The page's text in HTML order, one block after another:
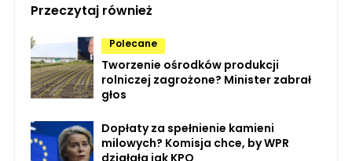
Przeczytaj również
Polecane
Tworzenie ośrodków produkcji
rolniczej zagrożone? Minister zabrał
głos
Dopłaty za spełnienie kamieni
milowych? Komisja chce, by WPR
działała jak KPO